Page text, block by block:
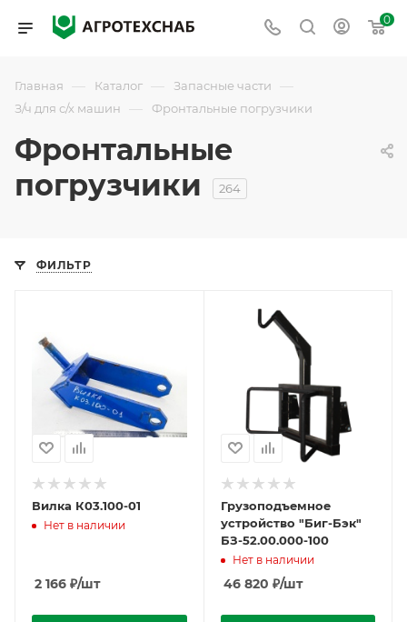
0
Главная — Каталог — Запасные части —
З/ч для с/х машин — Фронтальные погрузчики
Фронтальные
погрузчики
264
ФИЛЬТР
Вилка К03.100-01
Нет в наличии
2 166 ₽/шт
Грузоподъемное
устройство "Биг-Бэк"
БЗ-52.00.000-100
Нет в наличии
46 820 ₽/шт